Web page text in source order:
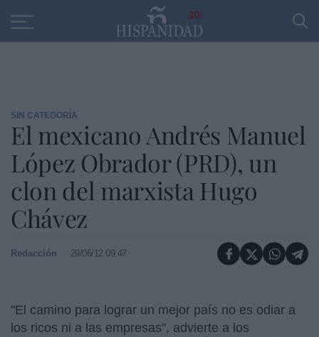
30
SIN CATEGORÍA
El mexicano Andrés Manuel
López Obrador (PRD), un
clon del marxista Hugo
Chávez
Redacción 29/06/12 09:47
"El camino para lograr un mejor país no es odiar a
los ricos ni a las empresas", advierte a los